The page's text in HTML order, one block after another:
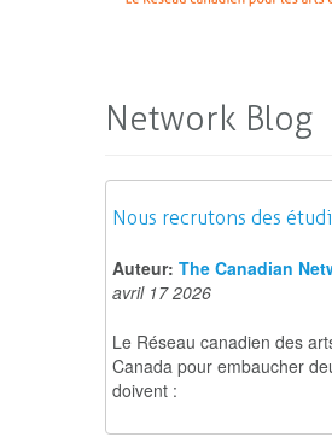
Network Blog
Nous recrutons des
Auteur: The Canadian
avril 17 2026
Le Réseau canadien des
Canada pour embaucher
doivent :